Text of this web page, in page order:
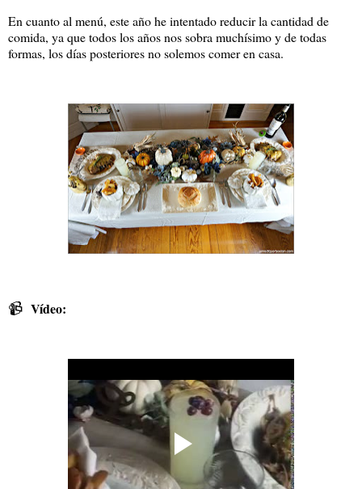
En cuanto al menú, este año he intentado reducir la cantidad de
comida, ya que todos los años nos sobra muchísimo y de todas
formas, los días posteriores no solemos comer en casa.
📹 Vídeo: